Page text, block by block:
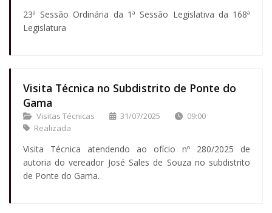
23ª Sessão Ordinária da 1ª Sessão Legislativa da 168ª
Legislatura
Visita Técnica no Subdistrito de Ponte do
Gama
Visitas Técnicas 31/07/2025
09:00
Realizada
Visita Técnica atendendo ao ofício nº 280/2025 de
autoria do vereador José Sales de Souza no subdistrito
de Ponte do Gama.